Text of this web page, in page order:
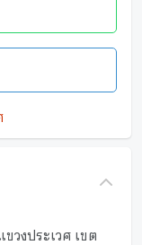
งประเวศ เขต